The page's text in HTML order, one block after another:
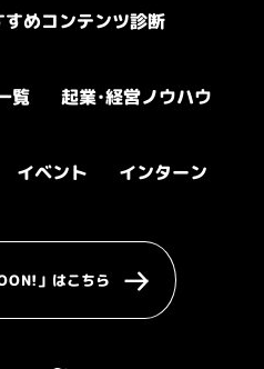
すめコンテンツ診断
覧 起業・経営ノウハウ
イベント インターン
」はこちら